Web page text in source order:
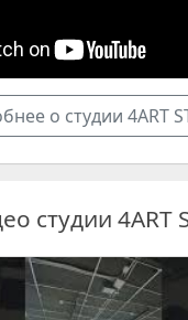
о студии 4ART
студии 4ART